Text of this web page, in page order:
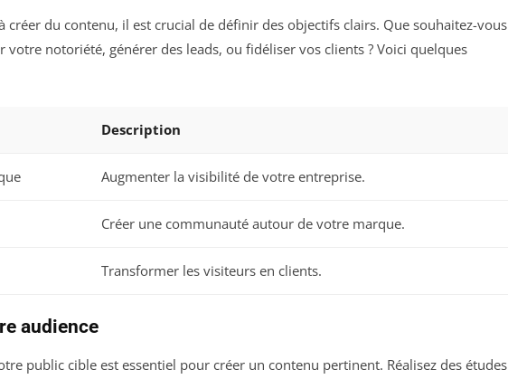
créer du contenu, il est crucial de définir des objectifs clairs. Que souhaitez-vous
votre notoriété, générer des leads, ou fidéliser vos clients ? Voici quelques
Description
Augmenter la visibilité de votre entreprise.
Créer une communauté autour de votre marque.
Transformer les visiteurs en clients.
audience
public cible est essentiel pour créer un contenu pertinent. Réalisez des études